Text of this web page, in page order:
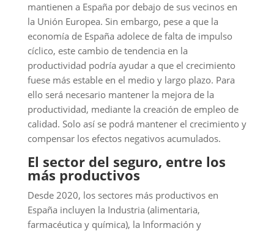
mantienen a España por debajo de sus vecinos en
la Unión Europea. Sin embargo, pese a que la
economía de España adolece de falta de impulso
cíclico, este cambio de tendencia en la
productividad podría ayudar a que el crecimiento
fuese más estable en el medio y largo plazo. Para
ello será necesario mantener la mejora de la
productividad, mediante la creación de empleo de
calidad. Solo así se podrá mantener el crecimiento y
compensar los efectos negativos acumulados.
El sector del seguro, entre los
más productivos
Desde 2020, los sectores más productivos en
España incluyen la Industria (alimentaria,
farmacéutica y química), la Información y